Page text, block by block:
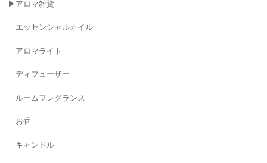
▶アロマ雑貨
エッセンシャルオイル
アロマライト
ディフューザー
ルームフレグランス
お香
キャンドル